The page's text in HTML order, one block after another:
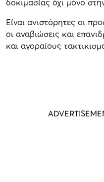
δοκιμασίας όχι μόνο
Είναι ανιστόρητες οι
οι αναβιώσεις και
και αγοραίους